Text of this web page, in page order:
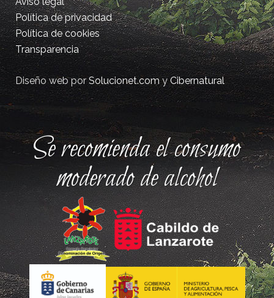
Política de privacidad
Política de cookies
Transparencia
Diseño web porSolucionet.comyCibernatural
Se recomienda el consumo
moderado de alcohol